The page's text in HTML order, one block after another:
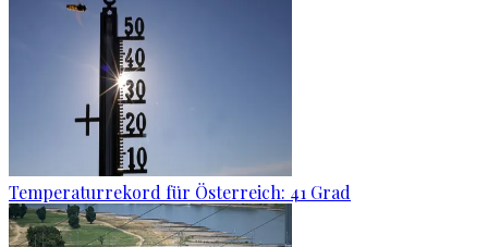
Temperaturrekord für Österreich: 41 Grad